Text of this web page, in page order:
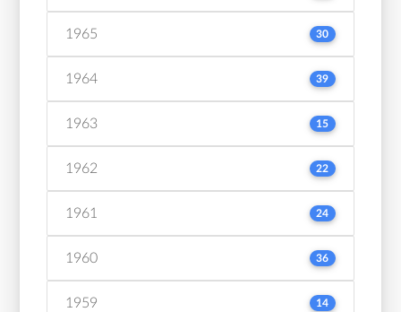
1965 30
1964 39
1963 15
1962 22
1961 24
1960 36
1959 14